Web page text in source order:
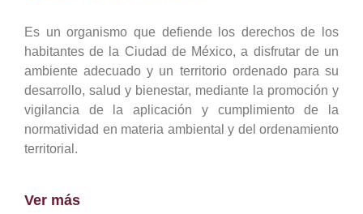
Es un organismo que defiende los derechos de los
habitantes de la Ciudad de México, a disfrutar de un
ambiente adecuado y un territorio ordenado para su
desarrollo, salud y bienestar, mediante la promoción y
vigilancia de la aplicación y cumplimiento de la
normatividad en materia ambiental y del ordenamiento
territorial.
Ver más